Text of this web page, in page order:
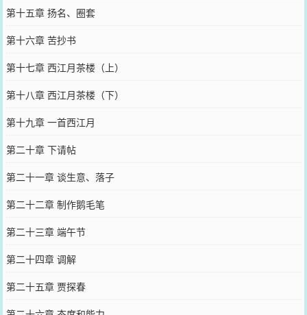
第十五章 扬名、圈套
第十六章 苦抄书
第十七章 西江月茶楼（上）
第十八章 西江月茶楼（下）
第十九章 一首西江月
第二十章 下请帖
第二十一章 谈生意、落子
第二十二章 制作鹅毛笔
第二十三章 端午节
第二十四章 调解
第二十五章 贾探春